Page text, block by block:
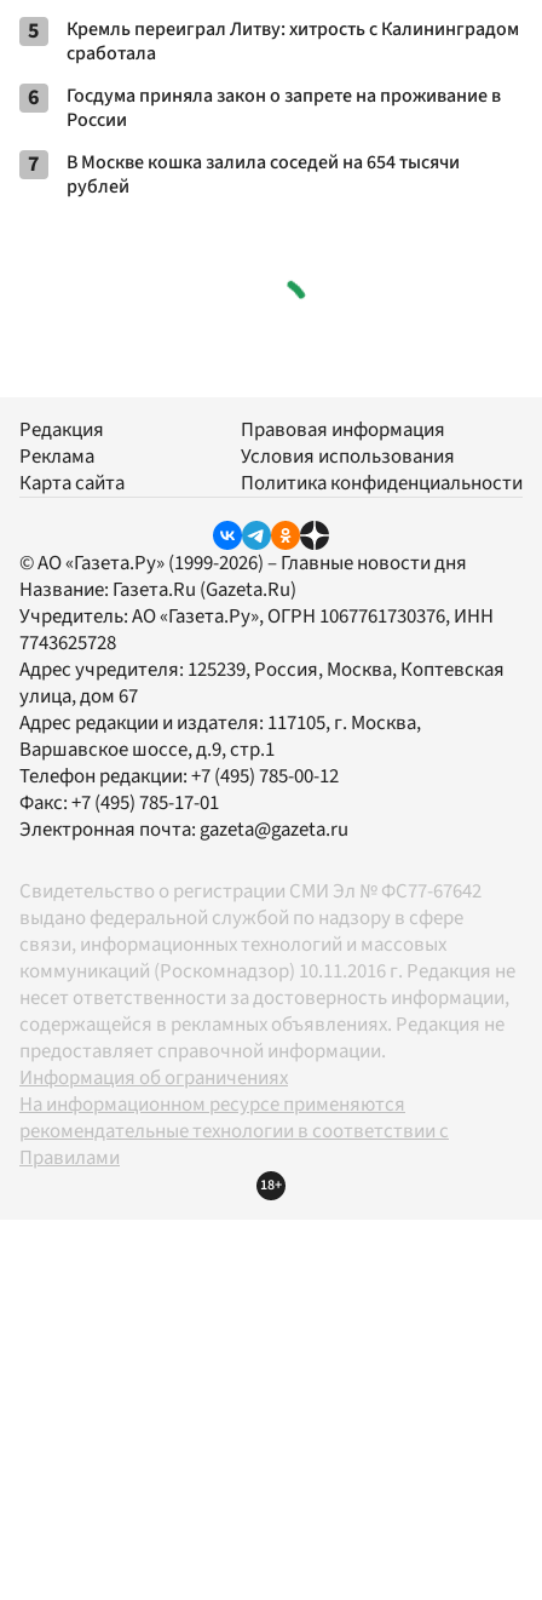
5
Кремль переиграл Литву: хитрость с Калининградом
сработала
6
Госдума приняла закон о запрете на проживание в
России
7
В Москве кошка залила соседей на 654 тысячи
рублей
Редакция
Реклама
Карта сайта
Правовая информация
Условия использования
Политика конфиденциальности
© АО «Газета.Ру» (1999-2026) – Главные новости дня
Название: Газета.Ru (Gazeta.Ru)
Учредитель:АО «Газета.Ру», ОГРН 1067761730376, ИНН
7743625728
Адрес учредителя: 125239, Россия, Москва, Коптевская
улица, дом 67
Адрес редакции и издателя: 117105, г. Москва,
Варшавское шоссе, д.9, стр.1
Телефон редакции:+7 (495) 785-00-12
Факс:+7 (495) 785-17-01
Электронная почта:gazeta@gazeta.ru
Свидетельство о регистрации СМИ Эл № ФС77-67642
выдано федеральной службой по надзору в сфере
связи, информационных технологий и массовых
коммуникаций (Роскомнадзор) 10.11.2016 г. Редакция не
несет ответственности за достоверность информации,
содержащейся в рекламных объявлениях. Редакция не
предоставляет справочной информации.
Информация об ограничениях
На информационном ресурсе применяются
рекомендательные технологии в соответствии с
Правилами
18+